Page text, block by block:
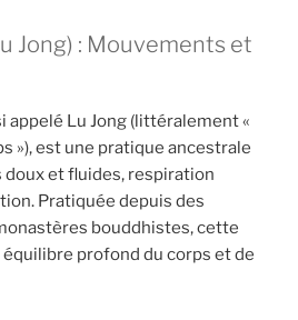
Jong) : Mouvements et
appelé Lu Jong (littéralement «
»), est une pratique ancestrale
et fluides, respiration
Pratiquée depuis des
bouddhistes, cette
profond du corps et de